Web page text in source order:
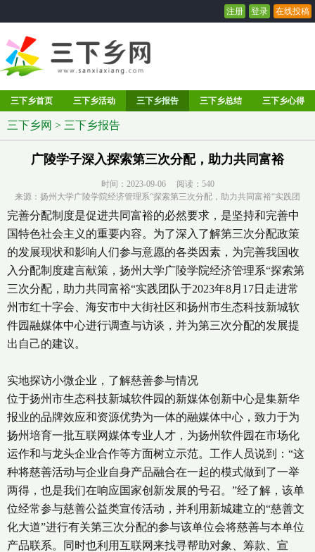
注册 登录 在线投稿
三下乡首页 三下乡活动 三下乡报告 三下乡总结 三下乡心得
三下乡网 > 三下乡报告
广陵学子深入探索第三次分配，助力共同富裕
时间：2023-09-06 阅读： 540
来源：扬州大学广陵学院经济管理系“探索第三次分配，助力共同富裕“实践团
完善分配制度是促进共同富裕的必然要求，是坚持和完善中
国特色社会主义的重要内容。为了深入了解第三次分配政策
的发展现状和影响人们参与意愿的各类因素，为完善我国收
入分配制度建言献策，扬州大学广陵学院经济管理系“探索第
三次分配，助力共同富裕“实践团队于2023年8月17日走进常
州市红十字会、海安市中大街社区和扬州市生态科技新城软
件园融媒体中心进行调查与访谈，并为第三次分配的发展提
出自己的建议。
实地探访小微企业，了解慈善参与情况
位于扬州市生态科技新城软件园的新媒体创新中心是集新华
报业的品牌效应和资源优势为一体的融媒体中心，致力于为
扬州培育一批互联网媒体专业人才，为扬州软件园在市场化
运作和与龙头企业合作等方面树立示范。工作人员说到：“这
种将慈善活动与企业自身产品融合在一起的模式做到了一举
两得，也是我们在响应国家创新发展的号召。”经了解，该单
位经常参与慈善公益类宣传活动，并利用新城建立的“慈善文
化大道”进行有关第三次分配的参与该单位会将慈善与本单位
产品联系。同时也利用互联网来找寻帮助对象、筹款、宣